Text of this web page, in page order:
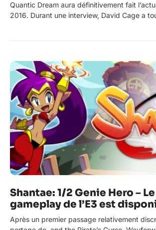
Quantic Dream aura définitivement fait
2016. Durant une interview, David Cage a
Shantae: 1/2 Genie Hero –
gameplay de l’E3 est
Après un premier passage relativement